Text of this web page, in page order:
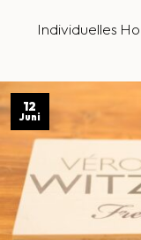
Individuelles
12
Juni